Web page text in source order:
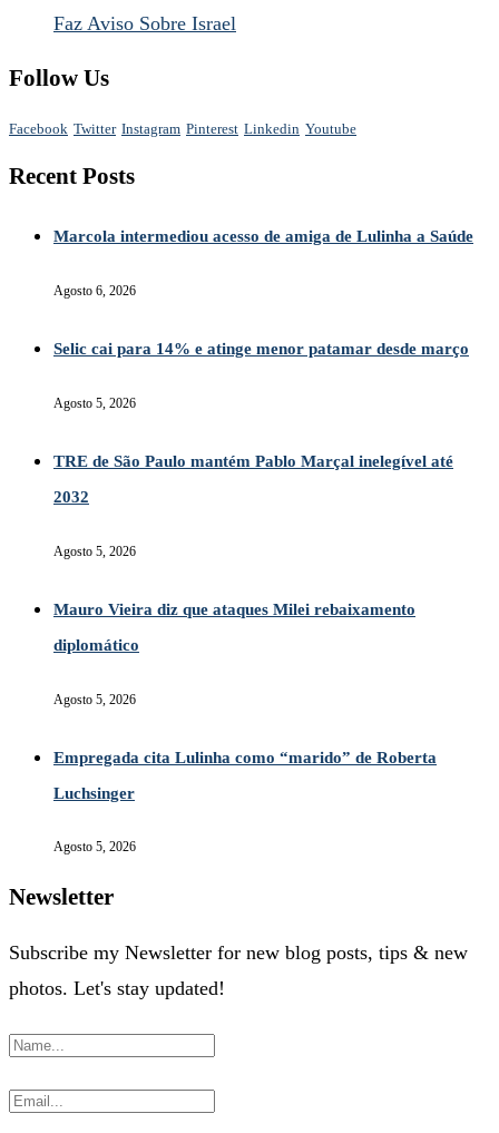
Faz Aviso Sobre Israel
Follow Us
Facebook Twitter Instagram Pinterest Linkedin Youtube
Recent Posts
Marcola intermediou acesso de amiga de Lulinha a Saúde
Agosto 6, 2026
Selic cai para 14% e atinge menor patamar desde março
Agosto 5, 2026
TRE de São Paulo mantém Pablo Marçal inelegível até
2032
Agosto 5, 2026
Mauro Vieira diz que ataques Milei rebaixamento
diplomático
Agosto 5, 2026
Empregada cita Lulinha como “marido” de Roberta
Luchsinger
Agosto 5, 2026
Newsletter
Subscribe my Newsletter for new blog posts, tips & new
photos. Let's stay updated!